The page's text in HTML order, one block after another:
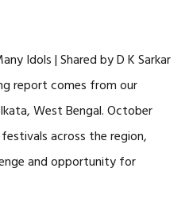
Idols | Shared by D K Sarkar
report comes from our
West Bengal. October
across the region,
and opportunity for